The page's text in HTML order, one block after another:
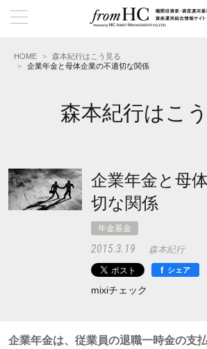
HOME
森本紀行はこう見る
企業年金と母体企業の不適切な関係
森本紀行はこ
企業年金と母
切な関係
年金基金
2015.3.19
森本紀行
f
シェア
mixiチェック
企業年金は、従業員の退職一時金の支